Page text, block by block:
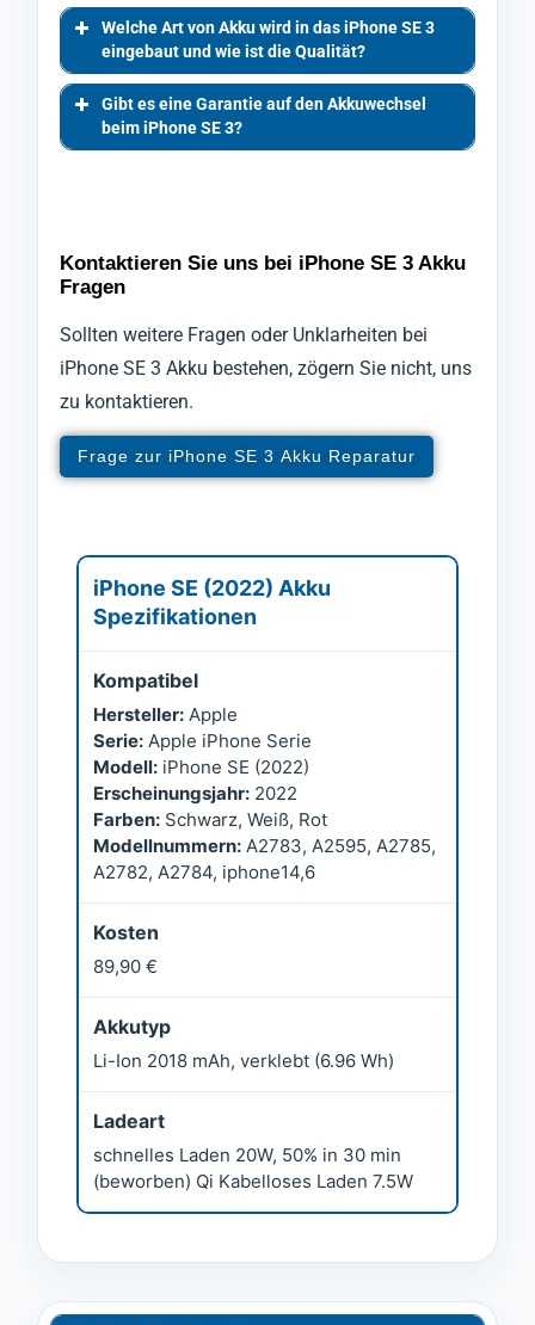
Welche Art von Akku wird in das iPhone SE 3
eingebaut und wie ist die Qualität?
Gibt es eine Garantie auf den Akkuwechsel
beim iPhone SE 3?
Kontaktieren Sie uns bei iPhone SE 3 Akku
Fragen
Sollten weitere Fragen oder Unklarheiten bei
iPhone SE 3 Akku bestehen, zögern Sie nicht, uns
zu kontaktieren.
Frage zur iPhone SE 3 Akku Reparatur
iPhone SE (2022) Akku
Spezifikationen
Kompatibel
Hersteller: Apple
Serie: Apple iPhone Serie
Modell: iPhone SE (2022)
Erscheinungsjahr: 2022
Farben: Schwarz, Weiß, Rot
Modellnummern: A2783, A2595, A2785,
A2782, A2784, iphone14,6
Kosten
89,90 €
Akkutyp
Li-Ion 2018 mAh, verklebt (6.96 Wh)
Ladeart
schnelles Laden 20W, 50% in 30 min
(beworben) Qi Kabelloses Laden 7.5W